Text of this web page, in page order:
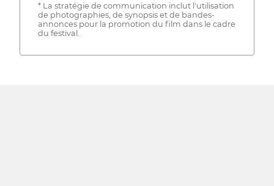
* La stratégie de communication inclut l'utilisation
de photographies, de synopsis et de bandes-
annonces pour la promotion du film dans le cadre
du festival.